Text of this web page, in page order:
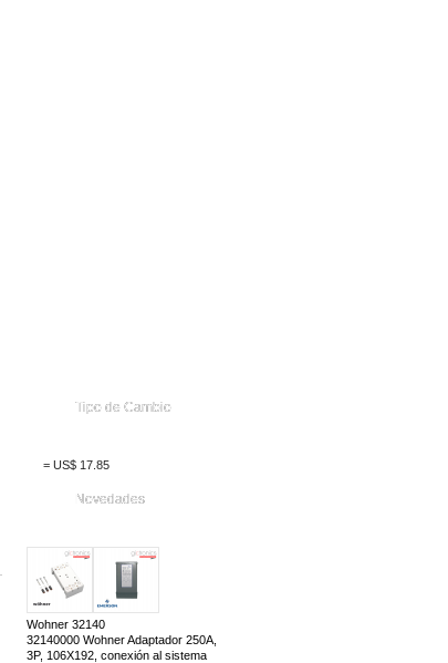
Tipo de Cambio
= US$17.85
Novedades
Wohner 32140
32140000 Wohner Adaptador 250A,
3P, 106X192, conexión al sistema